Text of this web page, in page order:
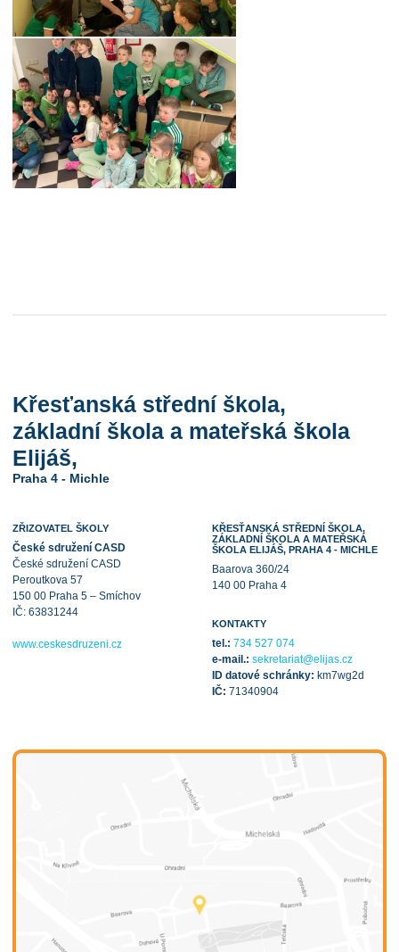
Křesťanská střední škola,
základní škola a mateřská škola
Elijáš,
Praha 4 - Michle
ZŘIZOVATEL ŠKOLY
České sdružení CASD
České sdružení CASD
Peroutkova 57
150 00 Praha 5 – Smíchov
IČ: 63831244
www.ceskesdruzeni.cz
KŘESŤANSKÁ STŘEDNÍ ŠKOLA,
ZÁKLADNÍ ŠKOLA A MATEŘSKÁ
ŠKOLA ELIJÁŠ, PRAHA 4 - MICHLE
Baarova 360/24
140 00 Praha 4
KONTAKTY
tel.: 734 527 074
e-mail.: sekretariat@elijas.cz
ID datové schránky: km7wg2d
IČ: 71340904